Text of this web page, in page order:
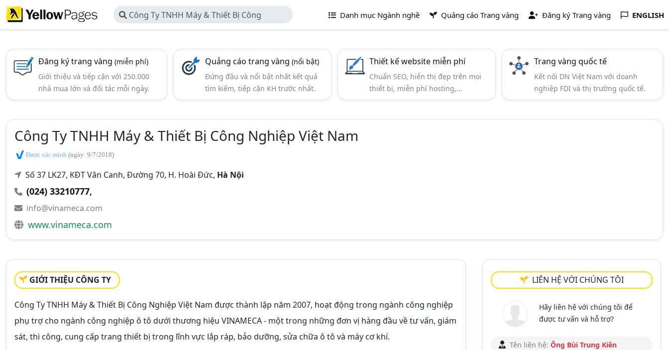
Công Ty TNHH Máy & Thiết Bị Công
Nghiệp Việt Nam
Danh mục Ngành nghề Quảng cáo Trang vàng Đăng ký Trang vàng ENGLISH
Đăng ký trang vàng (miễn phí)
Giới thiệu và tiếp cận với 250.000
nhà mua lớn và đối tác mỗi ngày.
Quảng cáo trang vàng(nổi bật)
Đứng đầu và nổi bật nhất kết quả
tìm kiếm, tiếp cận KH trước nhất.
Thiết kế website miễn phí
Chuẩn SEO, hiển thị đẹp trên mọi
thiết bị, miễn phí hosting,...
Trang vàng quốc tế
Kết nối DN Việt Nam với doanh
nghiệp FDI và thị trường quốc tế.
Công Ty TNHH Máy & Thiết Bị Công Nghiệp Việt Nam
Được xác minh (ngày: 9/7/2018)
Số 37 LK27, KĐT Vân Canh, Đường 70, H. Hoài Đức, Hà Nội
(024) 33210777,
info@vinameca.com
www.vinameca.com
GIỚI THIỆU CÔNG TY
Công Ty TNHH Máy & Thiết Bị Công Nghiệp Việt Nam được thành lập năm 2007, hoạt động trong ngành công nghiệp
phụ trợ cho ngành công nghiệp ô tô dưới thương hiệu VINAMECA - một trong những đơn vị hàng đầu về tư vấn, giám
sát, thi công, cung cấp trang thiết bị trong lĩnh vực lắp ráp, bảo dưỡng, sửa chữa ô tô và máy cơ khí.
LIÊN HỆ VỚI CHÚNG TÔI
Hãy liên hệ với chúng tôi để
được tư vấn và hỗ trợ?
Tên liên hệ: Ông Bùi Trung Kiên